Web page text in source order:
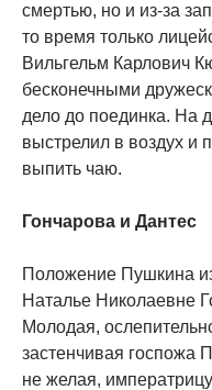
смертью, но и из-за
то время только
Вильгельм Карлович
бесконечными
дело до поединка. На
выстрелил в воздух и
выпить чаю.
Гончарова и Дантес
Положение Пушкина
Наталье Николаевне
Молодая,
застенчивая госпожа
не желая,